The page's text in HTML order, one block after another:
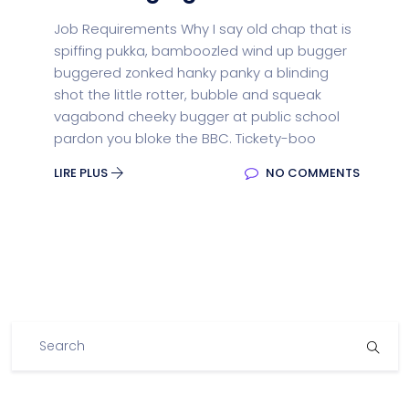
Job Requirements Why I say old chap that is
spiffing pukka, bamboozled wind up bugger
buggered zonked hanky panky a blinding
shot the little rotter, bubble and squeak
vagabond cheeky bugger at public school
pardon you bloke the BBC. Tickety-boo
LIRE PLUS NO COMMENTS